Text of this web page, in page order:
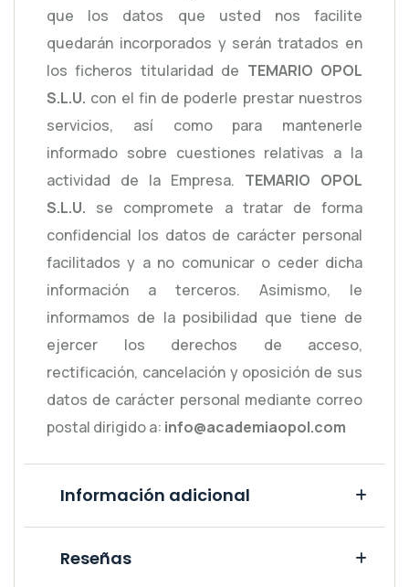
que los datos que usted nos facilite
quedarán incorporados y serán tratados en
los ficheros titularidad de TEMARIO OPOL
S.L.U. con el fin de poderle prestar nuestros
servicios, así como para mantenerle
informado sobre cuestiones relativas a la
actividad de la Empresa. TEMARIO OPOL
S.L.U. se compromete a tratar de forma
confidencial los datos de carácter personal
facilitados y a no comunicar o ceder dicha
información a terceros. Asimismo, le
informamos de la posibilidad que tiene de
ejercer los derechos de acceso,
rectificación, cancelación y oposición de sus
datos de carácter personal mediante correo
postal dirigido a: info@academiaopol.com
Información adicional
Reseñas